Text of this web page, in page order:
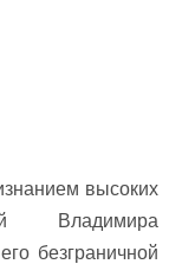
высоких
Владимира
безграничной